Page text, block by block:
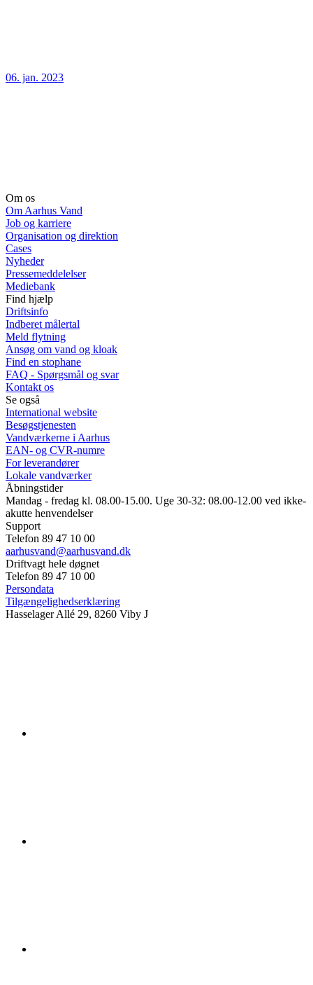
06. jan. 2023
Om os
Om Aarhus Vand
Job og karriere
Organisation og direktion
Cases
Nyheder
Pressemeddelelser
Mediebank
Find hjælp
Driftsinfo
Indberet målertal
Meld flytning
Ansøg om vand og kloak
Find en stophane
FAQ - Spørgsmål og svar
Kontakt os
Se også
International website
Besøgstjenesten
Vandværkerne i Aarhus
EAN- og CVR-numre
For leverandører
Lokale vandværker
Åbningstider
Mandag - fredag kl. 08.00-15.00. Uge 30-32: 08.00-12.00 ved ikke-
akutte henvendelser
Support
Telefon 89 47 10 00
aarhusvand@aarhusvand.dk
Driftvagt hele døgnet
Telefon 89 47 10 00
Persondata
Tilgængelighedserklæring
Hasselager Allé 29, 8260 Viby J